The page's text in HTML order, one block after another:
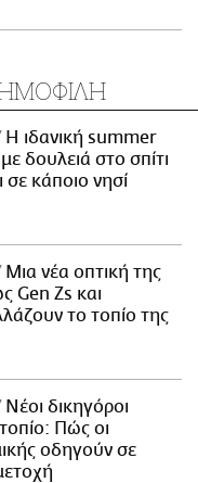
Η ιδανική summer
δουλειά στο σπίτι
σε κάποιο νησί
Μια νέα οπτική της
Gen Zs και
το τοπίο της
Νέοι δικηγόροι
Πώς οι
οδηγούν σε